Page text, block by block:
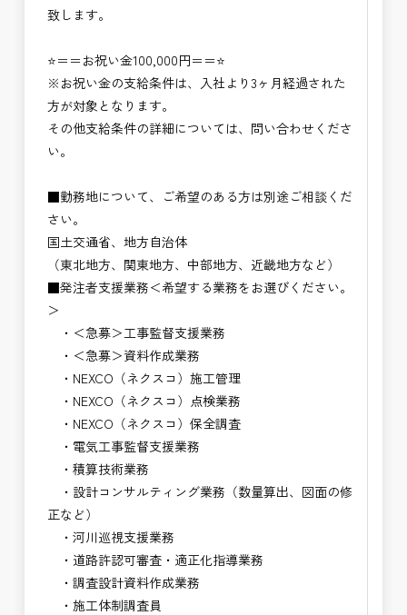
致します。
⭐＝＝お祝い金100,000円＝＝⭐
※お祝い金の支給条件は、入社より3ヶ月経過された
方が対象となります。
その他支給条件の詳細については、問い合わせくださ
い。
■勤務地について、ご希望のある方は別途ご相談くだ
さい。
国土交通省、地方自治体
（東北地方、関東地方、中部地方、近畿地方など）
■発注者支援業務＜希望する業務をお選びください。
＞
・＜急募＞工事監督支援業務
・＜急募＞資料作成業務
・NEXCO（ネクスコ）施工管理
・NEXCO（ネクスコ）点検業務
・NEXCO（ネクスコ）保全調査
・電気工事監督支援業務
・積算技術業務
・設計コンサルティング業務（数量算出、図面の修
正など）
・河川巡視支援業務
・道路許認可審査・適正化指導業務
・調査設計資料作成業務
・施工体制調査員